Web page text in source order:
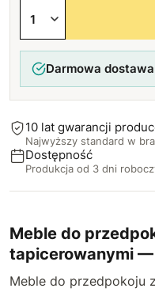
2260 Błękitny
2216 Granatowy
2257 Różowy
2267 Czerwony
Darmowa
10 lat gwarancji
Najwyższy standard w
Dostępność
Produkcja od 3 dni
Meble do
tapicerowanymi —
Meble do przedpokoju